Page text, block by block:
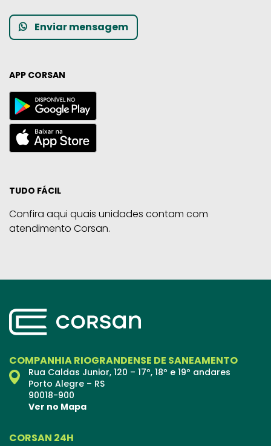
Enviar mensagem
APP CORSAN
TUDO FÁCIL
Confira aqui quais unidades contam com
atendimento Corsan.
COMPANHIA RIOGRANDENSE DE SANEAMENTO
Rua Caldas Junior, 120 – 17º, 18º e 19º andares
Porto Alegre – RS
90018-900
Ver no Mapa
CORSAN 24H